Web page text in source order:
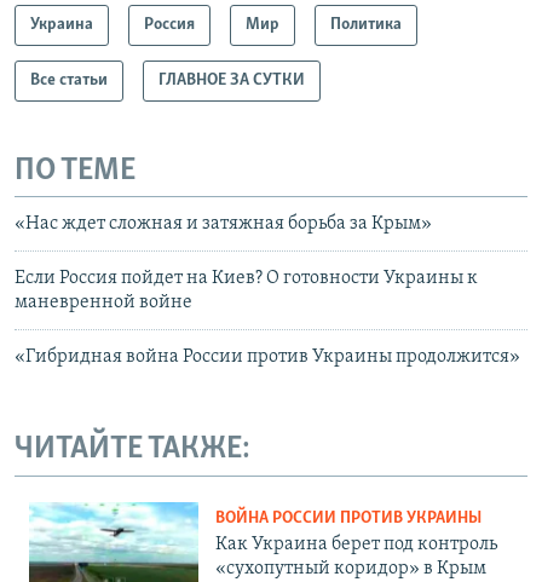
Украина Россия Мир Политика
Все статьи ГЛАВНОЕ ЗА СУТКИ
ПО ТЕМЕ
«Нас ждет сложная и затяжная борьба за Крым»
Если Россия пойдет на Киев? О готовности Украины к
маневренной войне
«Гибридная война России против Украины продолжится»
ЧИТАЙТЕ ТАКЖЕ:
ВОЙНА РОССИИ ПРОТИВ УКРАИНЫ
Как Украина берет под контроль
«сухопутный коридор» в Крым